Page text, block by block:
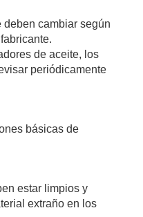
deben cambiar según
de aceite, los
periódicamente
básicas de
estar limpios y
extraño en los